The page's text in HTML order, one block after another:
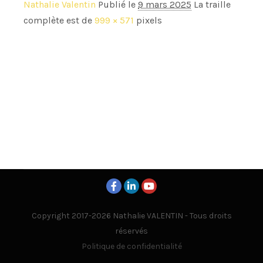
Nathalie Valentin Publié le 9 mars 2025 La traille
complète est de 999 × 571 pixels
Copyright 2017-2026 Nathalie VALENTIN - Tous droits
réservés
Politique de confidentialité